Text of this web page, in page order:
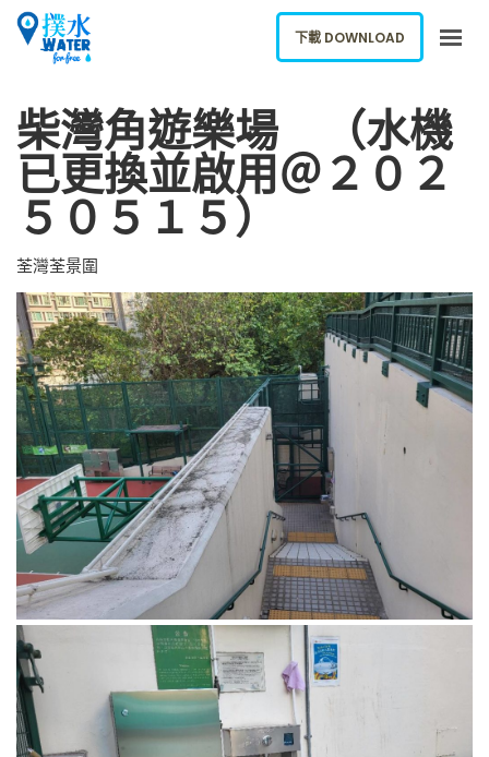
關於我們
下載應用
網誌
報告新飲水機
下載 DOWNLOAD
柴灣角遊樂場 （水機
已更換並啟用＠２０２
５０５１５）
荃灣荃景圍
下載 DOWNLOAD